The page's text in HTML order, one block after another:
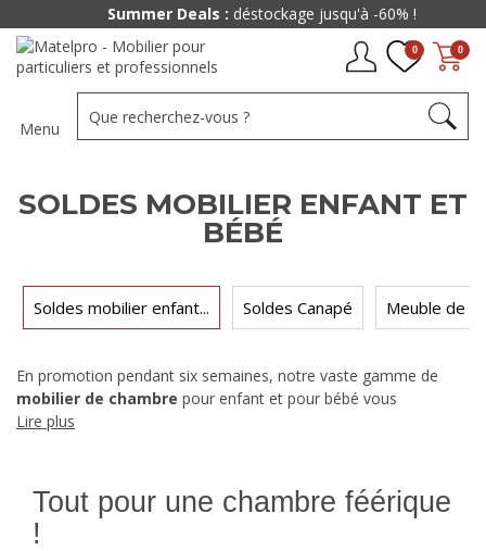
0
0
Menu
SOLDES MOBILIER ENFANT ET
BÉBÉ
Soldes mobilier enfant... Soldes Canapé Meuble de
En promotion pendant six semaines, notre vaste gamme de
mobilier de chambre pour enfant et pour bébé vous
permettra de vous faire plaisir, ainsi qu’à votre enfant, avec des
la chambre idéale pour votre bambin ou votre enfant !
Lire plus
Tout pour une chambre féérique
!
Summer Deals :déstockage jusqu'à -60% !